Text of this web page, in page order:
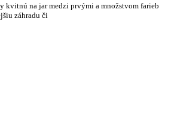
kvitnú na jar medzi prvými a množstvom farieb
záhradu či